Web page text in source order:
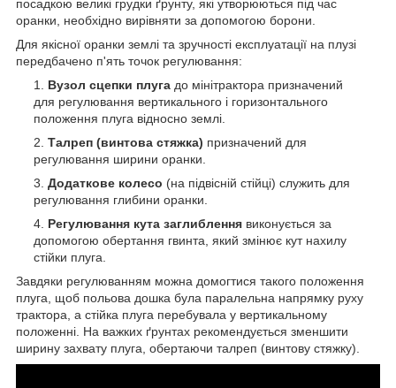
посадкою великі грудки ґрунту, які утворюються під час
оранки, необхідно вирівняти за допомогою борони.
Для якісної оранки землі та зручності експлуатації на плузі
передбачено п'ять точок регулювання:
Вузол сцепки плуга до мінітрактора призначений
для регулювання вертикального і горизонтального
положення плуга відносно землі.
Талреп (винтова стяжка) призначений для
регулювання ширини оранки.
Додаткове колесо (на підвісній стійці) служить для
регулювання глибини оранки.
Регулювання кута заглиблення виконується за
допомогою обертання гвинта, який змінює кут нахилу
стійки плуга.
Завдяки регулюванням можна домогтися такого положення
плуга, щоб польова дошка була паралельна напрямку руху
трактора, а стійка плуга перебувала у вертикальному
положенні. На важких ґрунтах рекомендується зменшити
ширину захвату плуга, обертаючи талреп (винтову стяжку).